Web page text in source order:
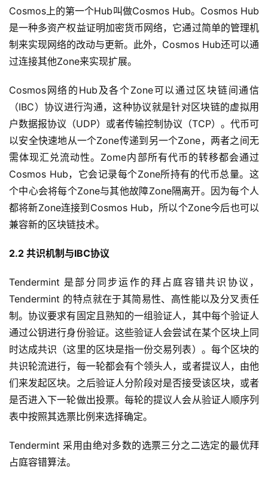
Cosmos上的第一个Hub叫做Cosmos Hub。Cosmos Hub
是一种多资产权益证明加密货币网络，它通过简单的管理机
制来实现网络的改动与更新。此外，Cosmos Hub还可以通
过连接其他Zone来实现扩展。
Cosmos网络的Hub及各个Zone可以通过区块链间通信
（IBC）协议进行沟通，这种协议就是针对区块链的虚拟用
户数据报协议（UDP）或者传输控制协议（TCP）。代币可
以安全快速地从一个Zone传递到另一个Zone，两者之间无
需体现汇兑流动性。Zome内部所有代币的转移都会通过
Cosmos Hub，它会记录每个Zone所持有的代币总量。这
个中心会将每个Zone与其他故障Zone隔离开。因为每个人
都将新Zone连接到Cosmos Hub，所以个Zone今后也可以
兼容新的区块链技术。
2.2 共识机制与IBC协议
Tendermint 是部分同步运作的拜占庭容错共识协议，
Tendermint 的特点就在于其简易性、高性能以及分叉责任
制。协议要求有固定且熟知的一组验证人，其中每个验证人
通过公钥进行身份验证。这些验证人会尝试在某个区块上同
时达成共识（这里的区块是指一份交易列表）。每个区块的
共识轮流进行，每一轮都会有个领头人，或者提议人，由他
们来发起区块。之后验证人分阶段对是否接受该区块，或者
是否进入下一轮做出投票。每轮的提议人会从验证人顺序列
表中按照其选票比例来选择确定。
Tendermint 采用由绝对多数的选票三分之二选定的最优拜
占庭容错算法。